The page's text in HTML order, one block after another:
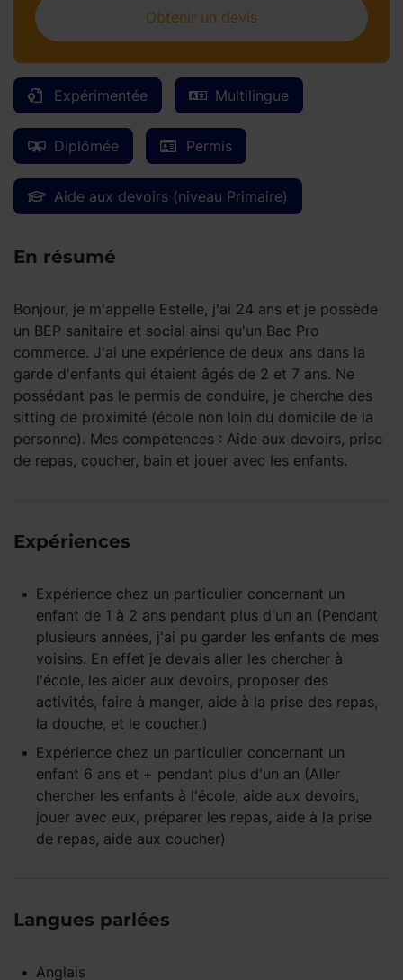
Expérimentée Multilingue
Diplômée Permis
Aide aux devoirs (niveau Primaire)
En résumé
Bonjour, je m'appelle Estelle, j'ai 24 ans et je possède
un BEP sanitaire et social ainsi qu'un Bac Pro
commerce. J'ai une expérience de deux ans dans la
garde d'enfants qui étaient âgés de 2 et 7 ans. Ne
possédant pas le permis de conduire, je cherche des
sitting de proximité (école non loin du domicile de la
personne). Mes compétences : Aide aux devoirs, prise
de repas, coucher, bain et jouer avec les enfants.
Expériences
Expérience chez un particulier concernant un
enfant de 1 à 2 ans pendant plus d'un an (Pendant
plusieurs années, j'ai pu garder les enfants de mes
voisins. En effet je devais aller les chercher à
l'école, les aider aux devoirs, proposer des
activités, faire à manger, aide à la prise des repas,
la douche, et le coucher.)
Expérience chez un particulier concernant un
enfant 6 ans et + pendant plus d'un an (Aller
chercher les enfants à l'école, aide aux devoirs,
jouer avec eux, préparer les repas, aide à la prise
de repas, aide aux coucher)
Langues parlées
Anglais
Obtenir un devis